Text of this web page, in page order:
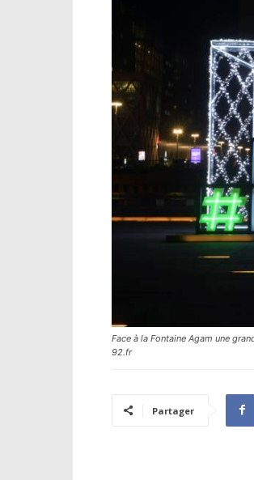
Face à la Fontaine Agam une
92.fr
Partager